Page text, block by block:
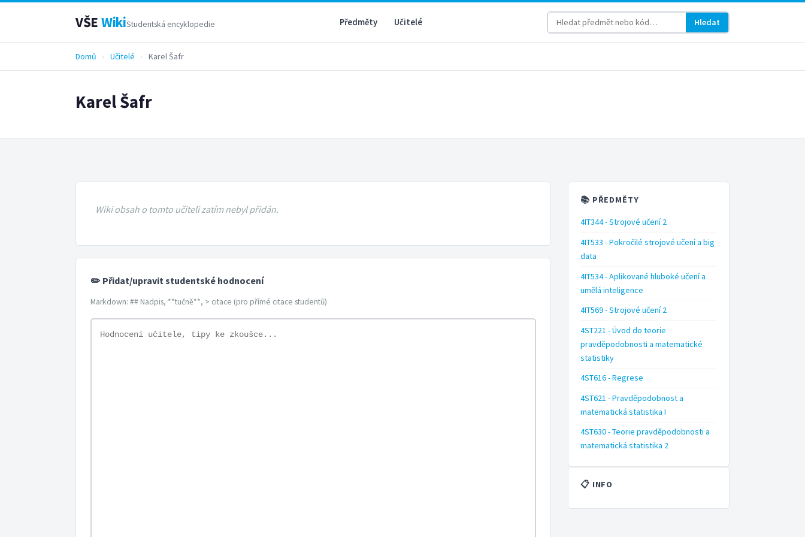
VŠE WikiStudentská encyklopedie Předměty Učitelé Hledat
Domů › Učitelé › Karel Šafr
Karel Šafr
Wiki obsah o tomto učiteli zatím nebyl přidán.
✏️ Přidat/upravit studentské hodnocení
Markdown: ## Nadpis, **tučně**, > citace (pro přímé citace studentů)
📚 PŘEDMĚTY
4IT344 - Strojové učení 2
4IT533 - Pokročilé strojové učení a big
data
4IT534 - Aplikované hluboké učení a
umělá inteligence
4IT569 - Strojové učení 2
4ST221 - Úvod do teorie
pravděpodobnosti a matematické
statistiky
4ST616 - Regrese
4ST621 - Pravděpodobnost a
matematická statistika I
4ST630 - Teorie pravděpodobnosti a
matematická statistika 2
📋 INFO